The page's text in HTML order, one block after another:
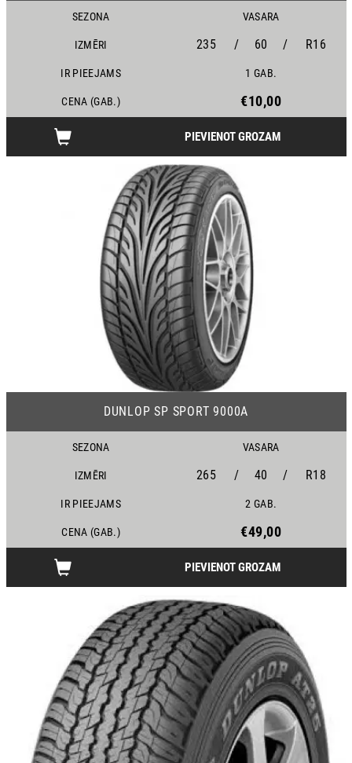
SEZONA VASARA
IZMĒRI 235 / 60 / R16
IR PIEEJAMS 1 GAB.
CENA (GAB.) €10,00
PIEVIENOT GROZAM
DUNLOP SP SPORT 9000A
SEZONA VASARA
IZMĒRI 265 / 40 / R18
IR PIEEJAMS 2 GAB.
CENA (GAB.) €49,00
PIEVIENOT GROZAM